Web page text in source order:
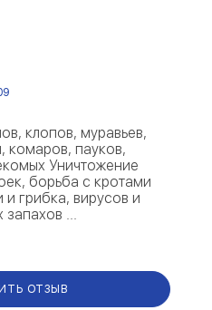
клопов, муравьев,
комаров, пауков,
Уничтожение
борьба с кротами
грибка, вирусов и
запахов ...
ОТЗЫВ